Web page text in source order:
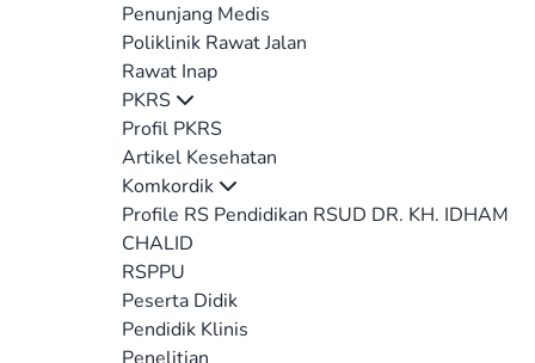
Penunjang Medis
Poliklinik Rawat Jalan
Rawat Inap
PKRS
Profil PKRS
Artikel Kesehatan
Komkordik
Profile RS Pendidikan RSUD DR. KH. IDHAM
CHALID
RSPPU
Peserta Didik
Pendidik Klinis